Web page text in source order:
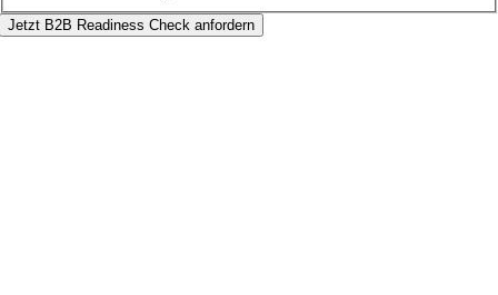
Jetzt B2B Readiness Check anfordern